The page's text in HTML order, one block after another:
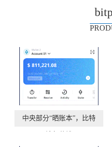
中央部分“晒账本”，比特